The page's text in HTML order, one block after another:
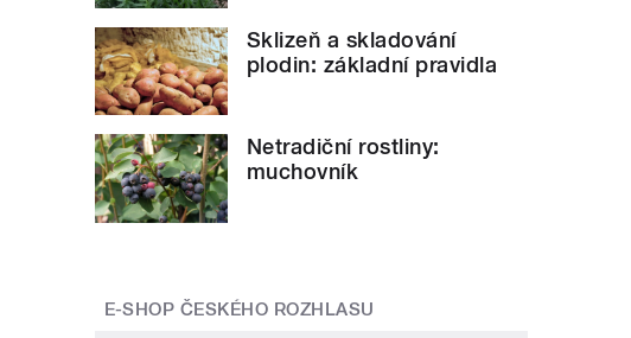
Sklizeň a skladování
plodin: základní pravidla
Netradiční rostliny:
muchovník
E-SHOP ČESKÉHO ROZHLASU